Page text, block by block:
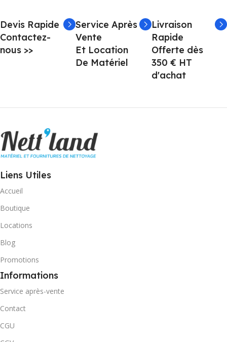
Devis Rapide
Contactez-
nous >>
Service Après
Vente
Et Location
De Matériel
Livraison
Rapide
Offerte dès
350 € HT
d'achat
Liens Utiles
Accueil
Boutique
Locations
Blog
Promotions
Informations
Service après-vente
Contact
CGU